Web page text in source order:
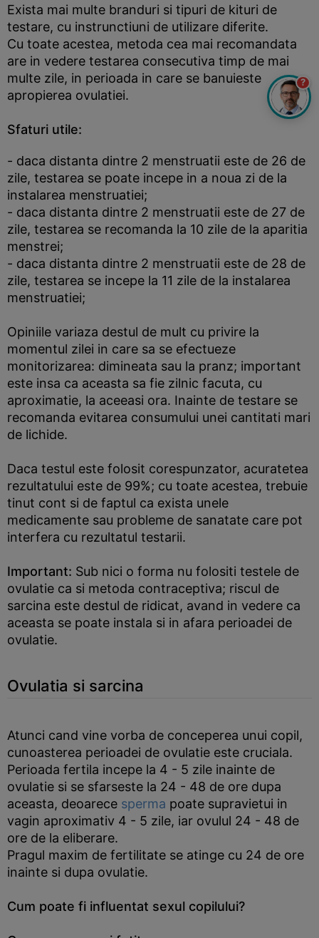
Exista mai multe branduri si tipuri de kituri de
testare, cu instrunctiuni de utilizare diferite.
Cu toate acestea, metoda cea mai recomandata
are in vedere testarea consecutiva timp de mai
multe zile, in perioada in care se banuieste
apropierea ovulatiei.
Sfaturi utile:
- daca distanta dintre 2 menstruatii este de 26 de
zile, testarea se poate incepe in a noua zi de la
instalarea menstruatiei;
- daca distanta dintre 2 menstruatii este de 27 de
zile, testarea se recomanda la 10 zile de la aparitia
menstrei;
- daca distanta dintre 2 menstruatii este de 28 de
zile, testarea se incepe la 11 zile de la instalarea
menstruatiei;
Opiniile variaza destul de mult cu privire la
momentul zilei in care sa se efectueze
monitorizarea: dimineata sau la pranz; important
este insa ca aceasta sa fie zilnic facuta, cu
aproximatie, la aceeasi ora. Inainte de testare se
recomanda evitarea consumului unei cantitati mari
de lichide.
Daca testul este folosit corespunzator, acuratetea
rezultatului este de 99%; cu toate acestea, trebuie
tinut cont si de faptul ca exista unele
medicamente sau probleme de sanatate care pot
interfera cu rezultatul testarii.
Important: Sub nici o forma nu folositi testele de
ovulatie ca si metoda contraceptiva; riscul de
sarcina este destul de ridicat, avand in vedere ca
aceasta se poate instala si in afara perioadei de
ovulatie.
Ovulatia si sarcina
Atunci cand vine vorba de conceperea unui copil,
cunoasterea perioadei de ovulatie este cruciala.
Perioada fertila incepe la 4 - 5 zile inainte de
ovulatie si se sfarseste la 24 - 48 de ore dupa
aceasta, deoarece sperma poate supravietui in
vagin aproximativ 4 - 5 zile, iar ovulul 24 - 48 de
ore de la eliberare.
Pragul maxim de fertilitate se atinge cu 24 de ore
inainte si dupa ovulatie.
Cum poate fi influentat sexul copilului?
?